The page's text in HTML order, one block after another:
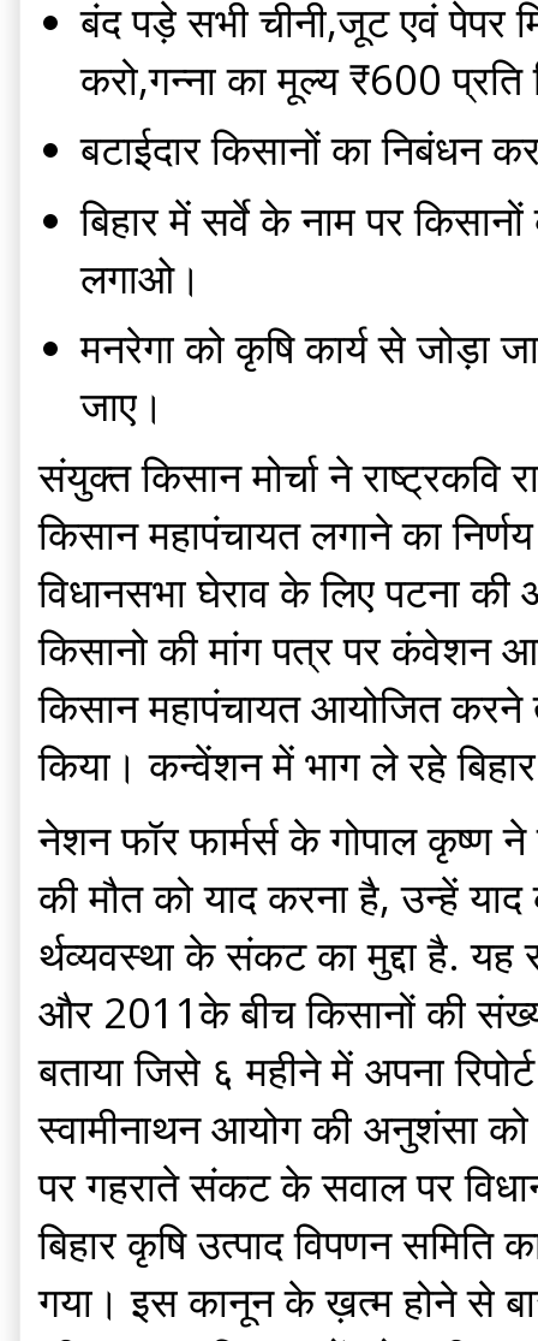
बंद पड़े सभी चीनी,जूट एवं पेपर
करो,गन्ना का मूल्य ₹600 प्रति
बटाईदार किसानों का निबंधन
बिहार में सर्वे के नाम पर
लगाओ।
मनरेगा को कृषि कार्य से जोड़ा
जाए।
संयुक्त किसान मोर्चा ने
किसान महापंचायत लगाने का
विधानसभा घेराव के लिए पटना
किसानो की मांग पत्र पर कंवेशन
किसान महापंचायत आयोजित करने
किया। कन्वेंशन में भाग ले रहे
नेशन फॉर फार्मर्स के गोपाल कृष्ण
की मौत को याद करना है, उन्हें
र्थव्यवस्था के संकट का मुद्दा है.
और 2011के बीच किसानों की
बताया जिसे ६ महीने में अपना
स्वामीनाथन आयोग की अनुशंसा
पर गहराते संकट के सवाल पर
बिहार कृषि उत्पाद विपणन
गया। इस कानून के ख़त्म होने से